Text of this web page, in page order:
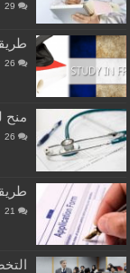
29
26
منح
26
21